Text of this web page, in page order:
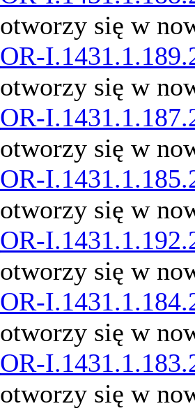
otworzy się w
OR-
otworzy się w
OR-
otworzy się w
OR-
otworzy się w
OR-
otworzy się w
OR-
otworzy się w
OR-
otworzy się w